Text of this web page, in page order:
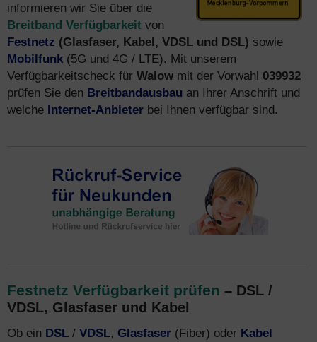
informieren wir Sie über die
Breitband Verfügbarkeit von
Festnetz (Glasfaser, Kabel, VDSL und DSL) sowie
Mobilfunk (5G und 4G / LTE). Mit unserem
Verfügbarkeitscheck für Walow mit der Vorwahl 039932
prüfen Sie den Breitbandausbau an Ihrer Anschrift und
welche Internet-Anbieter bei Ihnen verfügbar sind.
Festnetz Verfügbarkeit prüfen – DSL /
VDSL, Glasfaser und Kabel
Ob ein DSL / VDSL, Glasfaser (Fiber) oder Kabel